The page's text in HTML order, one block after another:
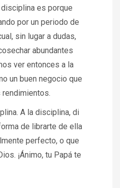
es porque
por un periodo de
sin lugar a dudas,
abundantes
ver entonces a la
un buen negocio que
A la disciplina, di
de librarte de ella
perfecto, o que
¡Ánimo, tu Papá te